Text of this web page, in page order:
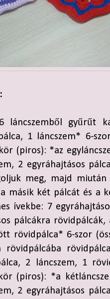
láncszemből gyűrűt
1 láncszem* 6-
(piros): *az
2 egyráhajtásos
meg, majd
másik két pálcát és a
ívekbe: 7
pálcákra
rövidpálca* 6-szor
rövidpálcába
2 láncszem, 1
(piros): *a
2 egyráhajtásos